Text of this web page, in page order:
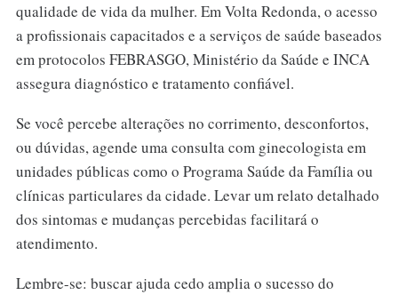
qualidade de vida da mulher. Em Volta Redonda, o acesso
a profissionais capacitados e a serviços de saúde baseados
em protocolos FEBRASGO, Ministério da Saúde e INCA
assegura diagnóstico e tratamento confiável.
Se você percebe alterações no corrimento, desconfortos,
ou dúvidas, agende uma consulta com ginecologista em
unidades públicas como o Programa Saúde da Família ou
clínicas particulares da cidade. Levar um relato detalhado
dos sintomas e mudanças percebidas facilitará o
atendimento.
Lembre-se: buscar ajuda cedo amplia o sucesso do